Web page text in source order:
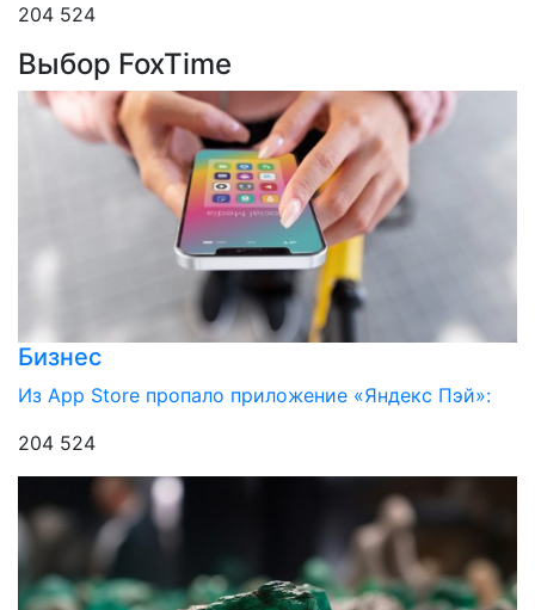
204 524
Выбор FoxTime
Бизнес
Из App Store пропало приложение «Яндекс Пэй»:
204 524